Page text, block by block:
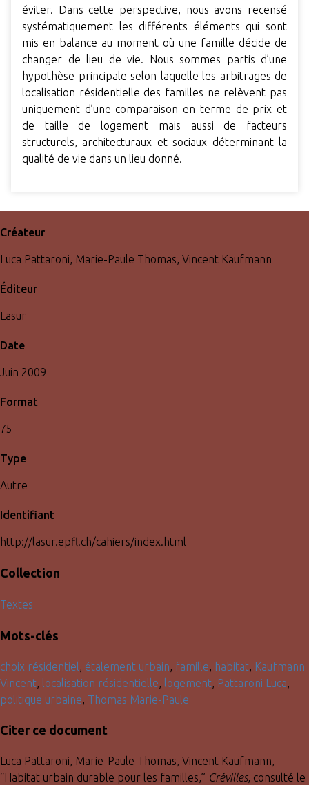
éviter. Dans cette perspective, nous avons recensé
systématiquement les différents éléments qui sont
mis en balance au moment où une famille décide de
changer de lieu de vie. Nous sommes partis d’une
hypothèse principale selon laquelle les arbitrages de
localisation résidentielle des familles ne relèvent pas
uniquement d’une comparaison en terme de prix et
de taille de logement mais aussi de facteurs
structurels, architecturaux et sociaux déterminant la
qualité de vie dans un lieu donné.
Créateur
Luca Pattaroni, Marie-Paule Thomas, Vincent Kaufmann
Éditeur
Lasur
Date
Juin 2009
Format
75
Type
Autre
Identifiant
http://lasur.epfl.ch/cahiers/index.html
Collection
Textes
Mots-clés
choix résidentiel étalement urbain famille habitat Kaufmann
Vincent
localisation résidentielle logement Pattaroni Luca
politique urbaine Thomas Marie-Paule
Citer ce document
Luca Pattaroni, Marie-Paule Thomas, Vincent Kaufmann,
“Habitat urbain durable pour les familles,” Crévilles, consulté le